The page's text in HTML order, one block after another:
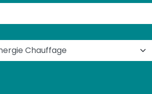
CHAUFFAGE